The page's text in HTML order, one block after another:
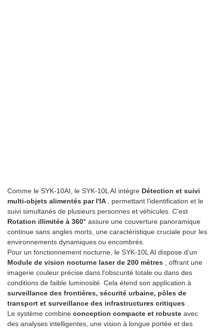
Comme le SYK-10AI, le SYK-10L AI intègre Détection et suivi
multi-objets alimentés par l'IA , permettant l'identification et le
suivi simultanés de plusieurs personnes et véhicules. C'est
Rotation illimitée à 360° assure une couverture panoramique
continue sans angles morts, une caractéristique cruciale pour les
environnements dynamiques ou encombrés.
Pour un fonctionnement nocturne, le SYK-10L AI dispose d'un
Module de vision nocturne laser de 200 mètres , offrant une
imagerie couleur précise dans l'obscurité totale ou dans des
conditions de faible luminosité. Cela étend son application à
surveillance des frontières, sécurité urbaine, pôles de
transport et surveillance des infrastructures critiques .
Le système combine conception compacte et robuste avec
des analyses intelligentes, une vision à longue portée et des